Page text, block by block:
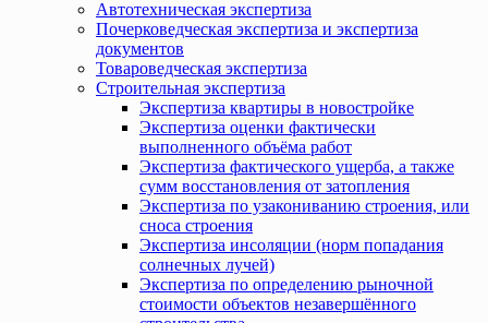
Автотехническая экспертиза
Почерковедческая экспертиза и экспертиза
документов
Товароведческая экспертиза
Строительная экспертиза
Экспертиза квартиры в новостройке
Экспертиза оценки фактически
выполненного объёма работ
Экспертиза фактического ущерба, а также
сумм восстановления от затопления
Экспертиза по узакониванию строения, или
сноса строения
Экспертиза инсоляции (норм попадания
солнечных лучей)
Экспертиза по определению рыночной
стоимости объектов незавершённого